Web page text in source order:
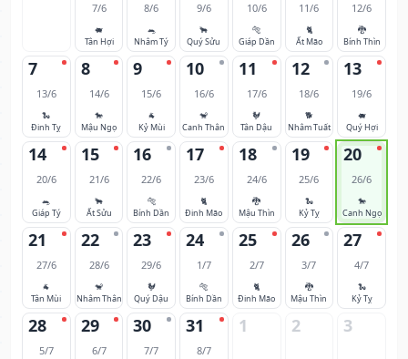
7/6
🐖
Tân Hợi
8/6
🐀
Nhâm Tý
9/6
🐂
Quý Sửu
10/6
🐅
Giáp Dần
11/6
🐈
Ất Mão
12/6
🐉
Bính Thìn
7
13/6
🐍
Đinh Tỵ
8
14/6
🐎
Mậu Ngọ
9
15/6
🐐
Kỷ Mùi
10
16/6
🐒
Canh Thân
11
17/6
🐓
Tân Dậu
12
18/6
🐕
Nhâm Tuất
13
19/6
🐖
Quý Hợi
14
20/6
🐀
Giáp Tý
15
21/6
🐂
Ất Sửu
16
22/6
🐅
Bính Dần
17
23/6
🐈
Đinh Mão
18
24/6
🐉
Mậu Thìn
19
25/6
🐍
Kỷ Tỵ
20
26/6
🐎
Canh Ngọ
21
27/6
🐐
Tân Mùi
22
28/6
🐒
Nhâm Thân
23
29/6
🐓
Quý Dậu
24
1/7
🐅
Bính Dần
25
2/7
🐈
Đinh Mão
26
3/7
🐉
Mậu Thìn
27
4/7
🐍
Kỷ Tỵ
28
5/7
29
6/7
30
7/7
31
8/7
1 2 3